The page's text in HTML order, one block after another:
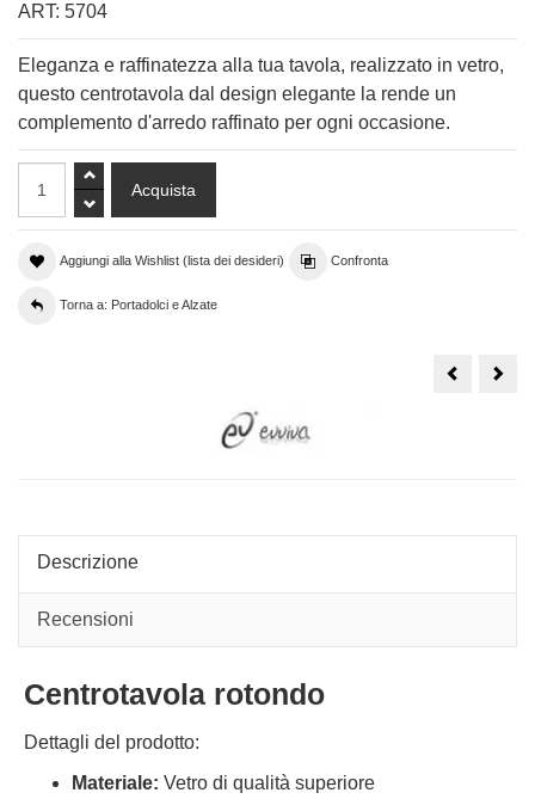
ART: 5704
Eleganza e raffinatezza alla tua tavola, realizzato in vetro,
questo centrotavola dal design elegante la rende un
complemento d'arredo raffinato per ogni occasione.
Aggiungi alla Wishlist (lista dei desideri) Confronta
Torna a: Portadolci e Alzate
Biscottiera
Descrizione
Recensioni
Centrotavola rotondo
Dettagli del prodotto:
Materiale: Vetro di qualità superiore